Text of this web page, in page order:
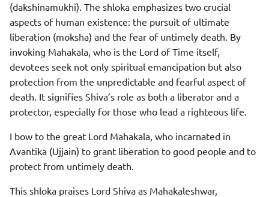
(dakshinamukhi). The shloka emphasizes two crucial
aspects of human existence: the pursuit of ultimate
liberation (moksha) and the fear of untimely death. By
invoking Mahakala, who is the Lord of Time itself,
devotees seek not only spiritual emancipation but also
protection from the unpredictable and fearful aspect of
death. It signifies Shiva’s role as both a liberator and a
protector, especially for those who lead a righteous life.
I bow to the great Lord Mahakala, who incarnated in
Avantika (Ujjain) to grant liberation to good people and to
protect from untimely death.
This shloka praises Lord Shiva as Mahakaleshwar,